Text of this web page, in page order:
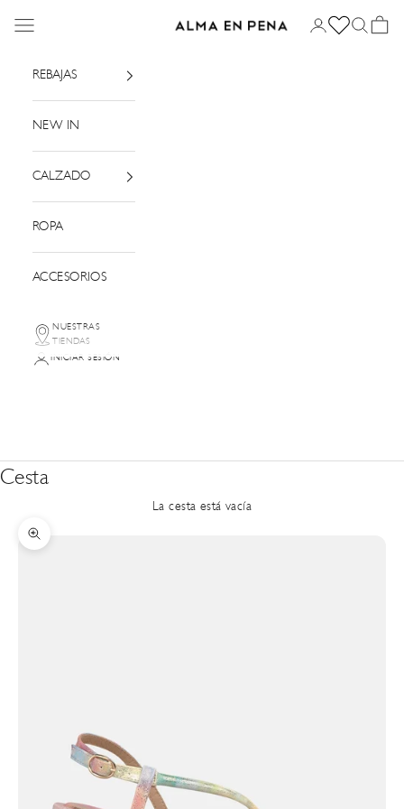
Alma en Pena
Menú Iniciar sesión
Buscar
Cesta
REBAJAS
NEW IN
CALZADO
ROPA
ACCESORIOS
NUESTRAS
TIENDAS
INICIAR SESIÓN
Cesta
La cesta está vacía
Zoom